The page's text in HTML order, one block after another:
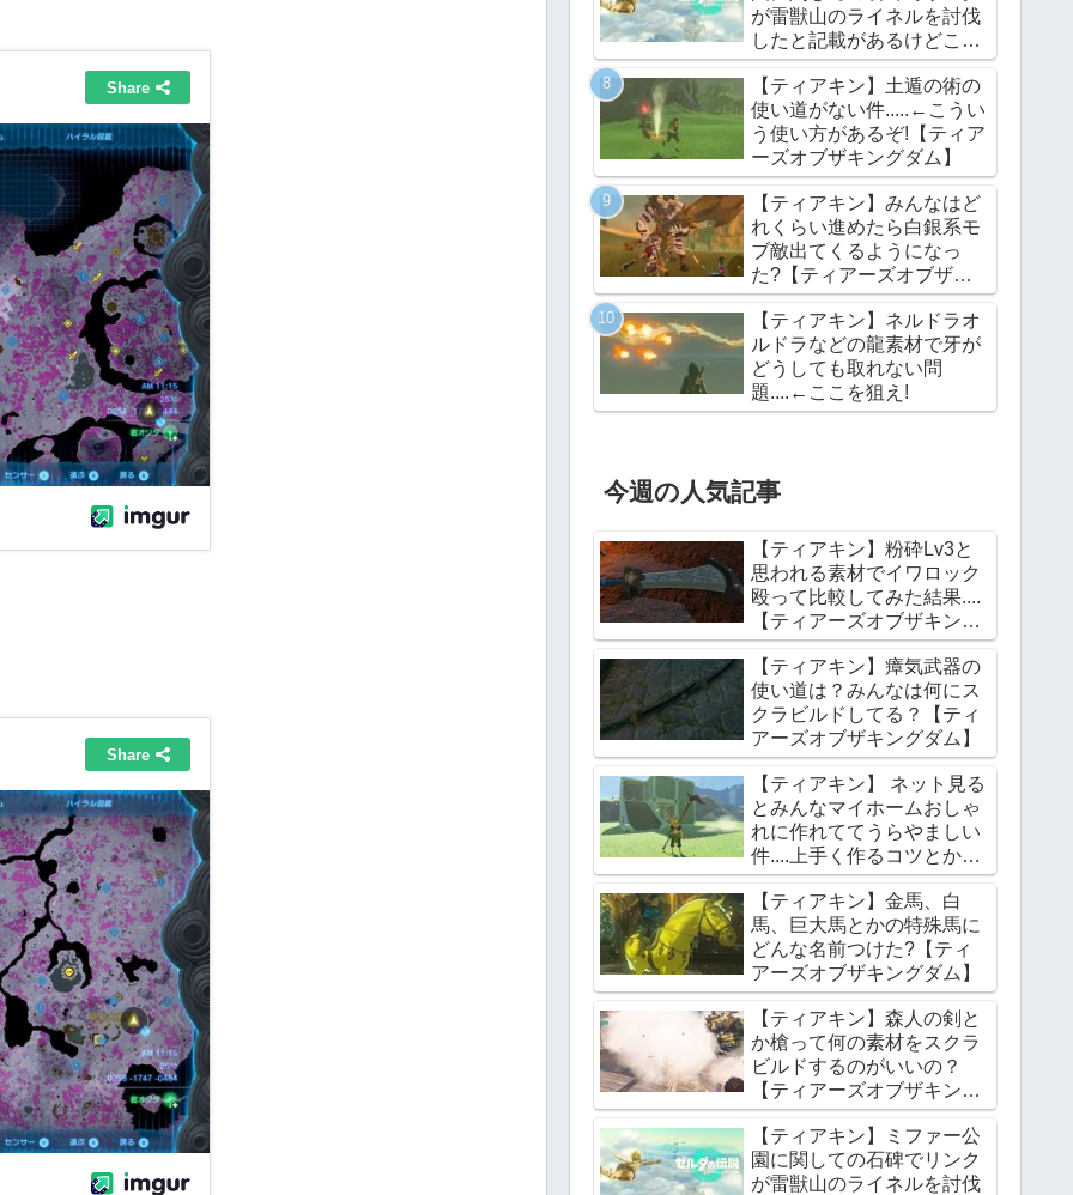
が雷獣山のライネルを討伐
したと記載があるけどこれ
っていつの話?【ティアー
ズオブザキングダム】
【ティアキン】土遁の術の
使い道がない件.....←こうい
う使い方があるぞ!【ティア
ーズオブザキングダム】
【ティアキン】みんなはど
れくらい進めたら白銀系モ
ブ敵出てくるようになっ
た?【ティアーズオブザキ
ングダム】
【ティアキン】ネルドラオ
ルドラなどの龍素材で牙が
どうしても取れない問
題....←ここを狙え!
今週の人気記事
【ティアキン】粉砕Lv3と
思われる素材でイワロック
殴って比較してみた結果....
【ティアーズオブザキング
ダム】
【ティアキン】瘴気武器の
使い道は？みんなは何にス
クラビルドしてる？【ティ
アーズオブザキングダム】
【ティアキン】 ネット見る
とみんなマイホームおしゃ
れに作れててうらやましい
件....上手く作るコツとかあ
る？【ティアーズオブザキ
ングダム】
【ティアキン】金馬、白
馬、巨大馬とかの特殊馬に
どんな名前つけた?【ティ
アーズオブザキングダム】
【ティアキン】森人の剣と
か槍って何の素材をスクラ
ビルドするのがいいの？
【ティアーズオブザキング
ダム】
【ティアキン】ミファー公
園に関しての石碑でリンク
が雷獣山のライネルを討伐